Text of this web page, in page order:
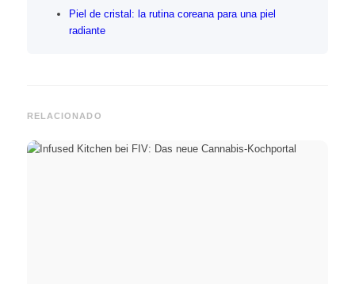
Piel de cristal: la rutina coreana para una piel
radiante
RELACIONADO